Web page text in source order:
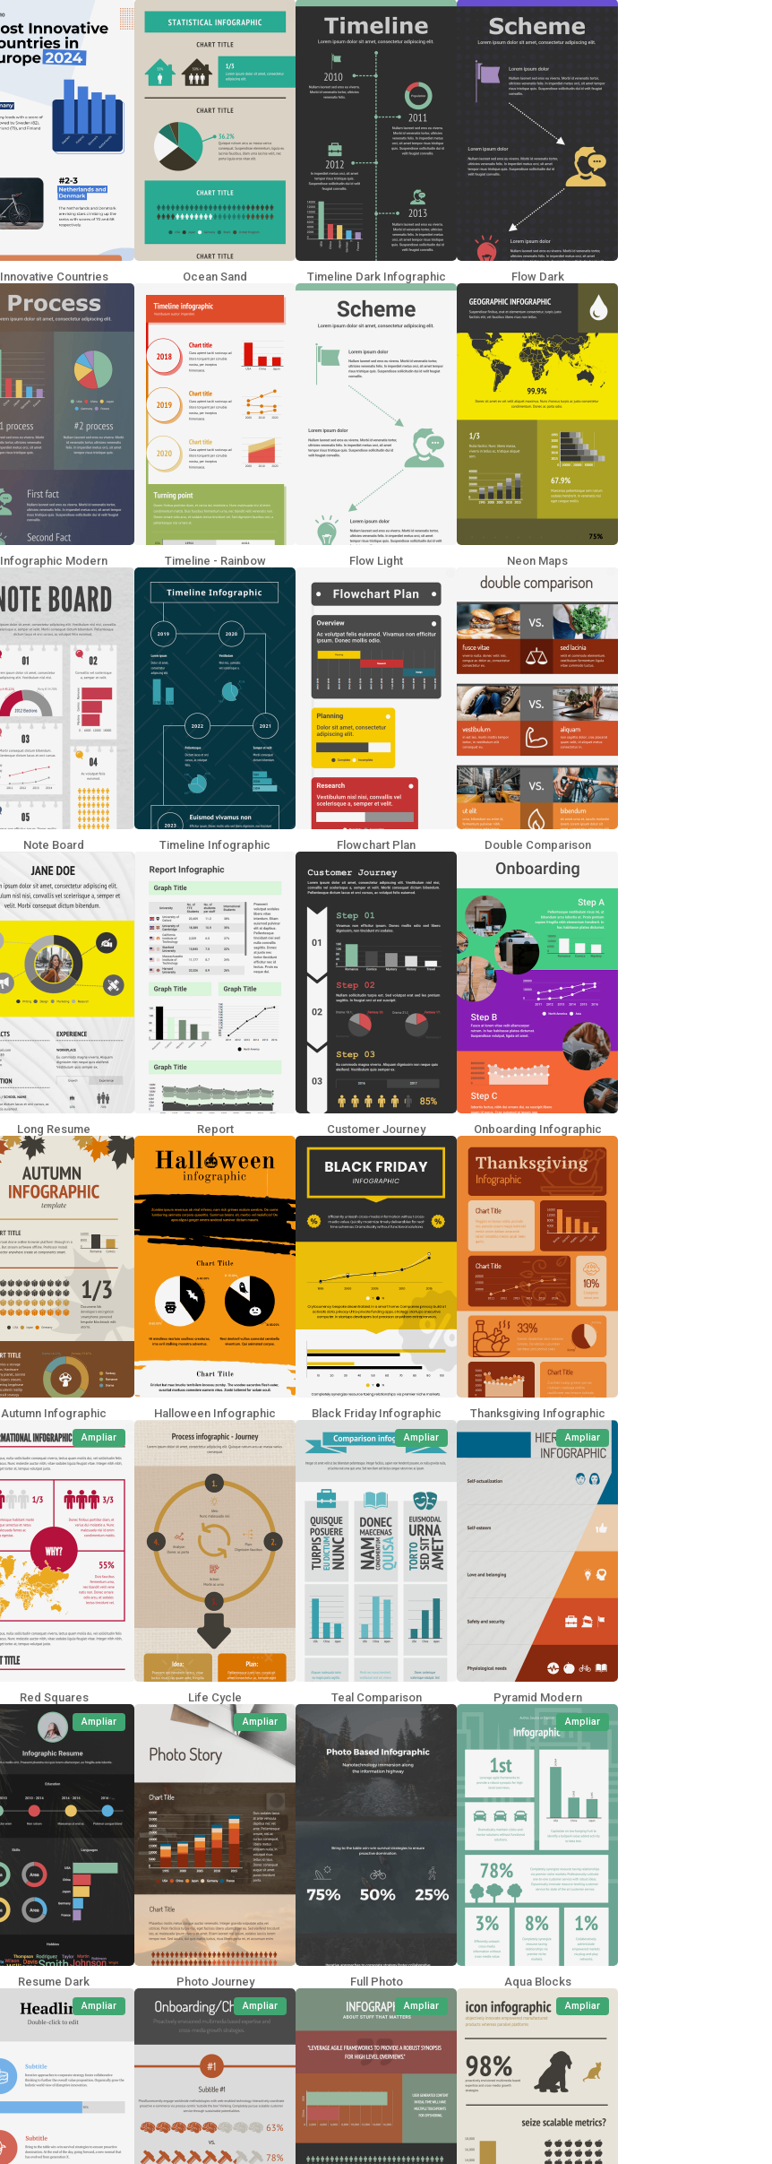
Innovative Countries Ocean Sand Timeline Dark Infographic Flow Dark
Infographic Modern Timeline - Rainbow Flow Light Neon Maps
Note Board Timeline Infographic Flowchart Plan Double Comparison
Long Resume Report Customer Journey Onboarding Infographic
Autumn Infographic Halloween Infographic Black Friday Infographic Thanksgiving Infographic
Ampliar
Red Squares Life Cycle
Ampliar
Teal Comparison
Ampliar
Pyramid Modern
Ampliar
Resume Dark
Ampliar
Photo Journey Full Photo
Ampliar
Aqua Blocks
Ampliar Ampliar Ampliar Ampliar